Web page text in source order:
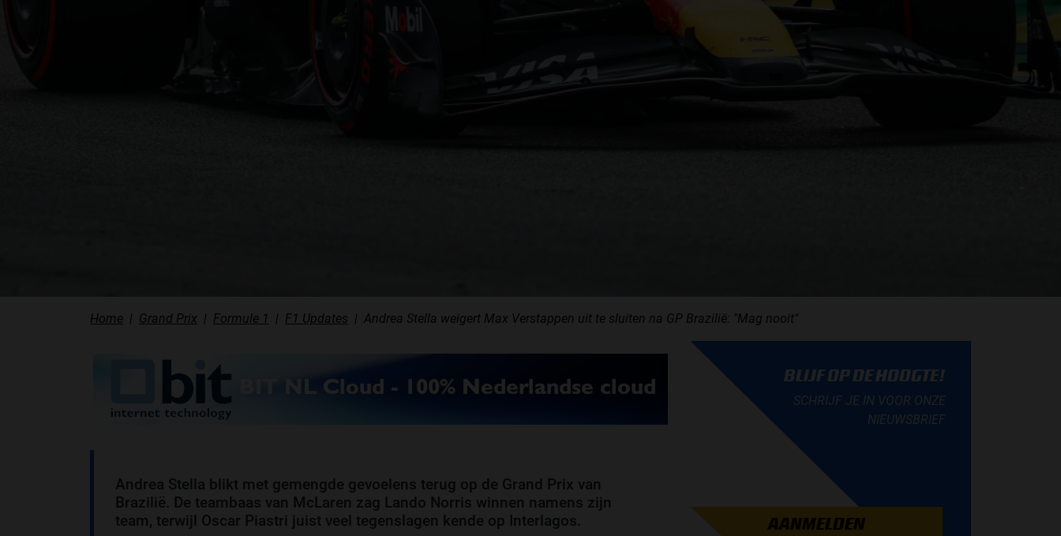
Home Grand Prix Formule 1 F1 Updates Andrea Stella weigert Max Verstappen uit te sluiten na GP Brazilië: "Mag nooit"
Andrea Stella blikt met gemengde gevoelens terug op de Grand Prix van
Brazilië. De teambaas van McLaren zag Lando Norris winnen namens zijn
team, terwijl Oscar Piastri juist veel tegenslagen kende op Interlagos.
BLIJF OP DE HOOGTE!
SCHRIJF JE IN VOOR ONZE
NIEUWSBRIEF
AANMELDEN